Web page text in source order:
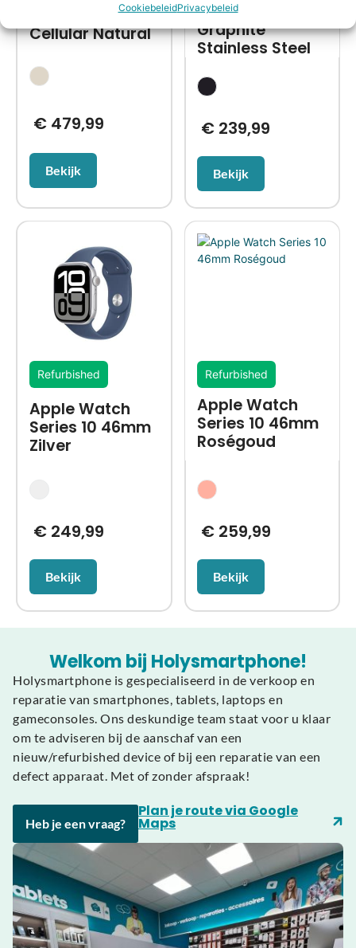
CookiebeleidPrivacybeleid
Titanium 46mm
Cellular Natural
€479,99
Bekijk
Cellular
Graphite
Stainless Steel
€ 239,99
Bekijk
Refurbished
Apple Watch
Series 10 46mm
Zilver
€249,99
Bekijk
Refurbished
Apple Watch
Series 10 46mm
Roségoud
€ 259,99
Bekijk
Welkom bij Holysmartphone!
Holysmartphone is gespecialiseerd in de verkoop en
reparatie van smartphones, tablets, laptops en
gameconsoles. Ons deskundige team staat voor u klaar
om te adviseren bij de aanschaf van een
nieuw/refurbished device of bij een reparatie van een
defect apparaat. Met of zonder afspraak!
Heb je een vraag?
Plan je route via Google
Maps